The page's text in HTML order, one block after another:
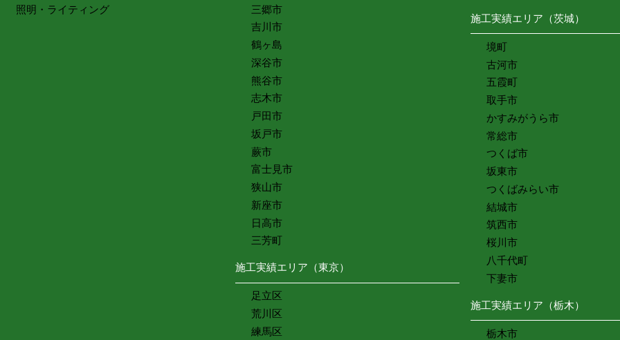
照明・ライティング
三郷市
吉川市
鶴ヶ島
深谷市
熊谷市
志木市
戸田市
坂戸市
蕨市
富士見市
狭山市
新座市
日高市
三芳町
施工実績エリア（東京）
足立区
荒川区
練馬区
施工実績エリア（茨城）
境町
古河市
五霞町
取手市
かすみがうら市
常総市
つくば市
坂東市
つくばみらい市
結城市
筑西市
桜川市
八千代町
下妻市
施工実績エリア（栃木）
栃木市